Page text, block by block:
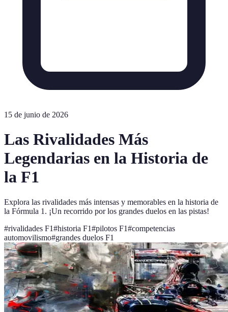
15 de junio de 2026
Las Rivalidades Más
Legendarias en la Historia de
la F1
Explora las rivalidades más intensas y memorables en la historia de
la Fórmula 1. ¡Un recorrido por los grandes duelos en las pistas!
#rivalidades F1#historia F1#pilotos F1#competencias
automovilismo#grandes duelos F1